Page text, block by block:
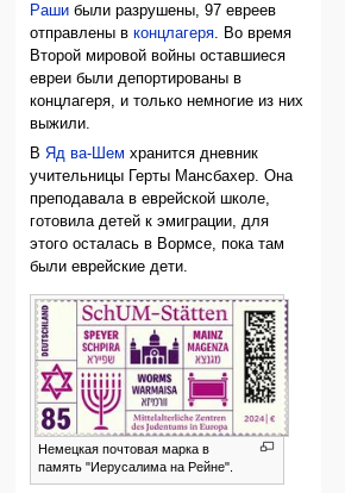
Раши были разрушены, 97 евреев
отправлены вконцлагеря. Во время
Второй мировой войны оставшиеся
евреи были депортированы в
концлагеря, и только немногие из них
выжили.
ВЯд ва-Шем хранится дневник
учительницы Герты Мансбахер. Она
преподавала в еврейской школе,
готовила детей к эмиграции, для
этого осталась в Вормсе, пока там
были еврейские дети.
Немецкая почтовая марка в
память "Иерусалима на Рейне".